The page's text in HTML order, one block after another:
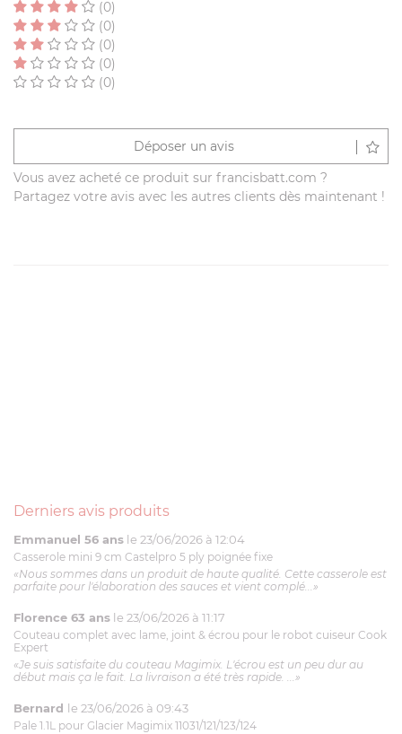
(0)
(0)
(0)
(0)
(0)
Déposer un avis
Vous avez acheté ce produit sur francisbatt.com ?
Partagez votre avis avec les autres clients dès maintenant !
Derniers avis produits
Emmanuel 56 ans le 23/06/2026 à 12:04
Casserole mini 9 cm Castelpro 5 ply poignée fixe
«Nous sommes dans un produit de haute qualité. Cette casserole est
parfaite pour l'élaboration des sauces et vient complé...»
Florence 63 ans le 23/06/2026 à 11:17
Couteau complet avec lame, joint & écrou pour le robot cuiseur Cook
Expert
«Je suis satisfaite du couteau Magimix. L'écrou est un peu dur au
début mais ça le fait. La livraison a été très rapide. ...»
Bernard le 23/06/2026 à 09:43
Pale 1.1L pour Glacier Magimix 11031/121/123/124